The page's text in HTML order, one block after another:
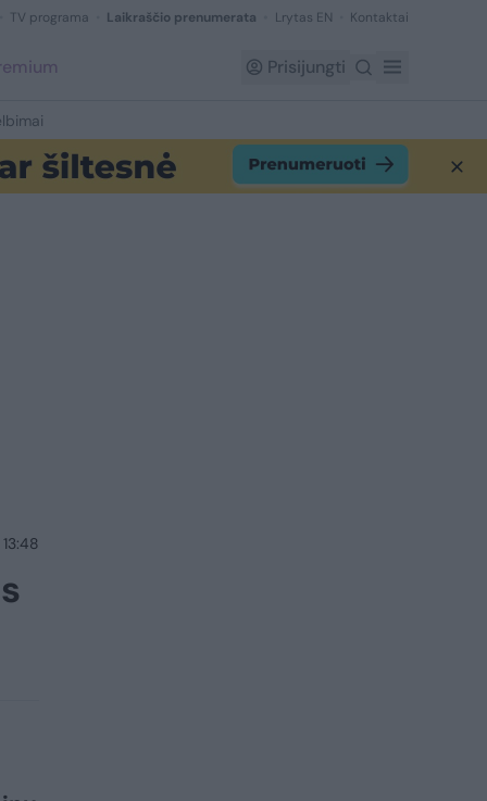
TV programa Laikraščio prenumerata Lrytas EN Kontaktai
Prisijungti